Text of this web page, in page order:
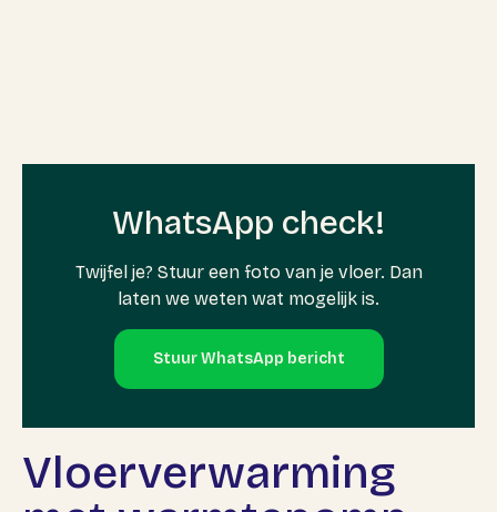
Vloerverwarming
WhatsApp check!
Twijfel je? Stuur een foto van je vloer. Dan
laten we weten wat mogelijk is.
Stuur WhatsApp bericht